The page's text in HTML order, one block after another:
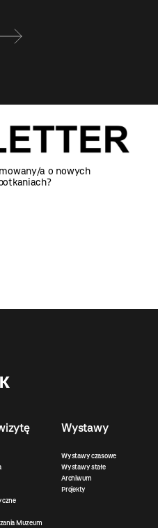
a o nowych
Muzeum
Wystawy
Wystawy czasowe
Wystawy stałe
Archiwum
Projekty